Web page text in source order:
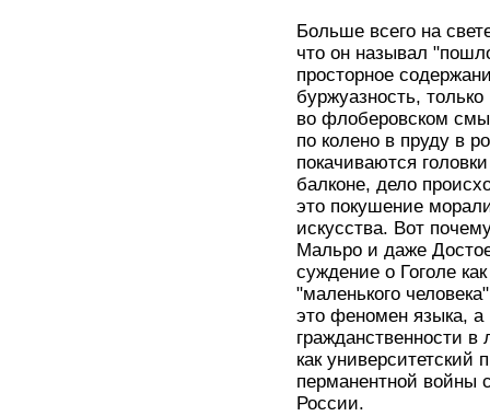
Больше всего на
что он называл
просторное
буржуазность,
во флоберовском
по колено в пруду в
покачиваются
балконе, дело
это покушение
искусства. Вот
Мальро и даже
суждение о Гоголе
"маленького
это феномен языка,
гражданственности в
как
перманентной войны
России.